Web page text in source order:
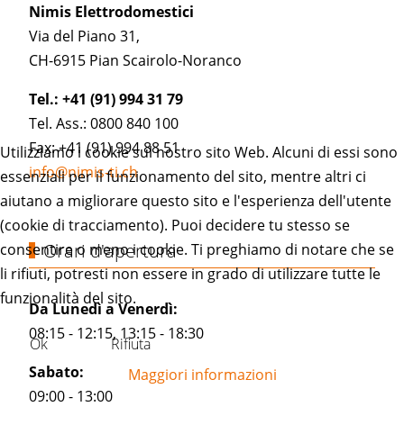
Nimis Elettrodomestici
Via del Piano 31,
CH-6915 Pian Scairolo-Noranco
Tel.: +41 (91) 994 31 79
Tel. Ass.: 0800 840 100
Fax: +41 (91) 994 88 51
info@nimis-ti.ch
Orari d'apertura
Da Lunedì a Venerdì:
08:15 - 12:15, 13:15 - 18:30
Sabato:
09:00 - 13:00
Utilizziamo i cookie sul nostro sito Web. Alcuni di essi sono
essenziali per il funzionamento del sito, mentre altri ci
aiutano a migliorare questo sito e l'esperienza dell'utente
(cookie di tracciamento). Puoi decidere tu stesso se
consentire o meno i cookie. Ti preghiamo di notare che se
li rifiuti, potresti non essere in grado di utilizzare tutte le
funzionalità del sito.
Ok
Rifiuta
Maggiori informazioni